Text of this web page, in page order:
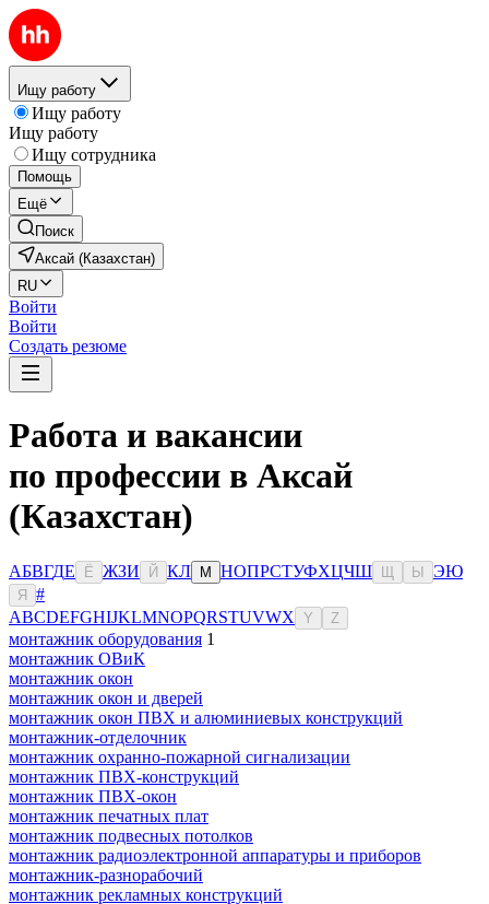
Ищу работу
Ищу работу
Ищу работу
Ищу сотрудника
Помощь
Ещё
Поиск
Аксай (Казахстан)
RU
Войти
Войти
Создать резюме
Работа и вакансии
по профессии в Аксай
(Казахстан)
АБВГДЕ Ё ЖЗИ Й КЛ М НОПРСТУФХЦЧШ Ы ЭЮ
Я
#
ABCDEFGHIJKLMNOPQRSTUVWX Y Z
монтажник оборудования 1
монтажник ОВиК
монтажник окон
монтажник окон и дверей
монтажник окон ПВХ и алюминиевых конструкций
монтажник-отделочник
монтажник охранно-пожарной сигнализации
монтажник ПВХ-конструкций
монтажник ПВХ-окон
монтажник печатных плат
монтажник подвесных потолков
монтажник радиоэлектронной аппаратуры и приборов
монтажник-разнорабочий
монтажник рекламных конструкций